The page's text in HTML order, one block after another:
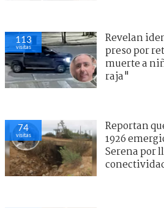
113
visitas
Revelan
preso por
muerte a
raja"
74
visitas
Reportan
1926
Serena por